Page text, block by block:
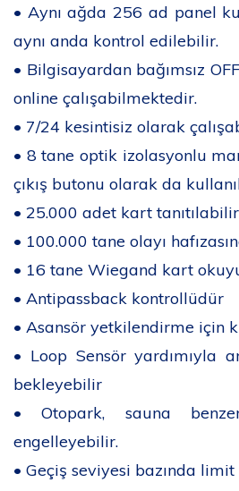
• Aynı ağda 256 ad panel
aynı anda kontrol edilebilir.
• Bilgisayardan bağımsız
online çalışabilmektedir.
• 7/24 kesintisiz olarak
• 8 tane optik izolasyonlu
çıkış butonu olarak da
• 25.000 adet kart tanıtılabilir
• 100.000 tane olayı
• 16 tane Wiegand kart
• Antipassback kontrollüdür
• Asansör yetkilendirme için
• Loop Sensör yardımıyla
bekleyebilir
• Otopark, sauna
engelleyebilir.
• Geçiş seviyesi bazında